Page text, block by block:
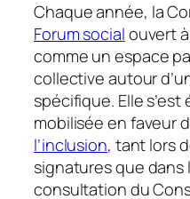
Chaque année, la
Forum social ouvert
comme un espace
collective autour
spécifique. Elle
mobilisée en faveur
l’inclusion, tant lors
signatures que dans
consultation du